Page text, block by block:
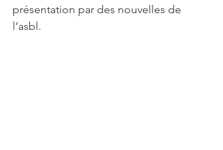
présentation par des nouvelles de
l’asbl.